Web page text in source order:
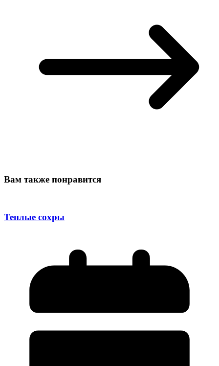
Вам также понравится
Теплые сохры